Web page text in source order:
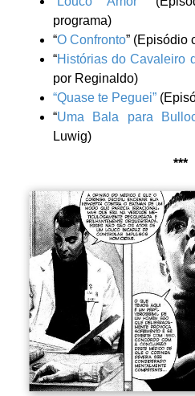
programa)
“O Confronto” (Episódio
“Histórias do Cavaleiro
por Reginaldo)
“Quase te Peguei”
“Uma Bala para
Luwig)
***